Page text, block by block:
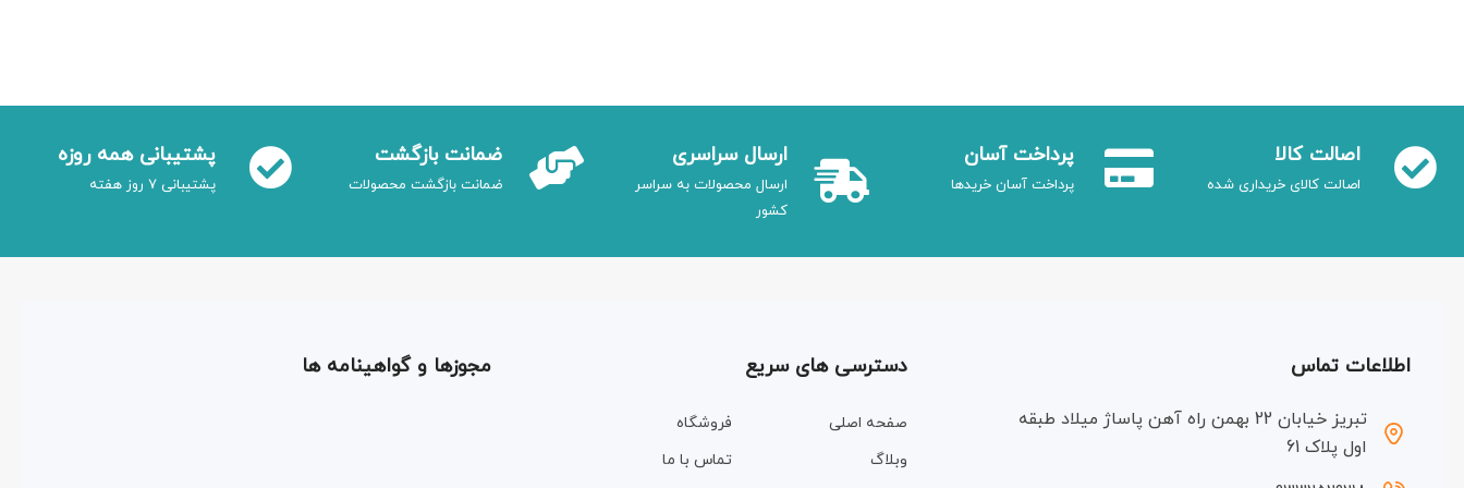
اصالت کالا
اصالت کالای خریداری شده
پرداخت آسان
پرداخت آسان خریدها
ارسال سراسری
ارسال محصولات به سراسر
کشور
ضمانت بازگشت
ضمانت بازگشت محصولات
پشتیبانی همه روزه
پشتیبانی 7 روز هفته
اطلاعات تماس
تبریز خیابان 22 بهمن راه آهن پاساژ میلاد طبقه
اول پلاک 61
دسترسی های سریع
صفحه اصلی
فروشگاه
وبلاگ
تماس با ما
مجوزها و گواهینامه ها